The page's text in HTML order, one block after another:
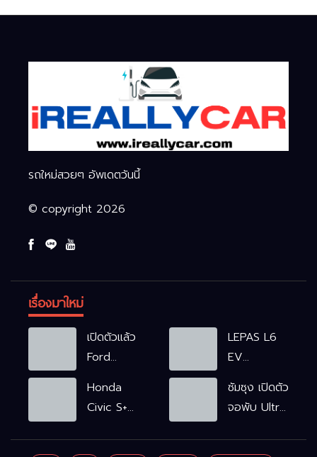
รถใหม่สวยๆ อัพเดตวันนี้
© copyright 2026
เรื่องมาใหม่
เปิดตัวแล้ว
Ford
WOLFTRAK
LEPAS L6
EV
L6 EV
Comfort
FWD
Honda
Civic S+
ซัมซุง เปิดตัว
จอพับ Ultra